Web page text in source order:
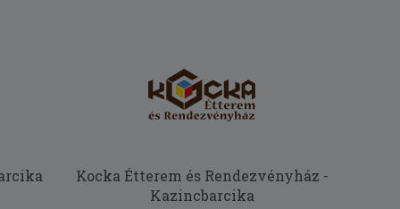
Kocka Étterem és Rendezvényház -
Kazincbarcika